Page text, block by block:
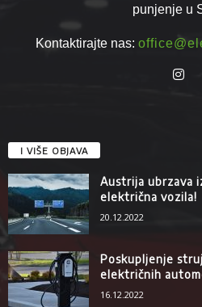
punjenje u
Kontaktirajte nas:
I VIŠE OBJAVA
Austrija ubrzava
električna vozila!
20.12.2022
Poskupljenje
električnih
16.12.2022